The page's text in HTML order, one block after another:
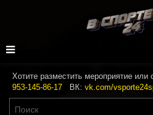
Хотите разместить мероприятие или
953-145-86-17 ВК: vk.com/